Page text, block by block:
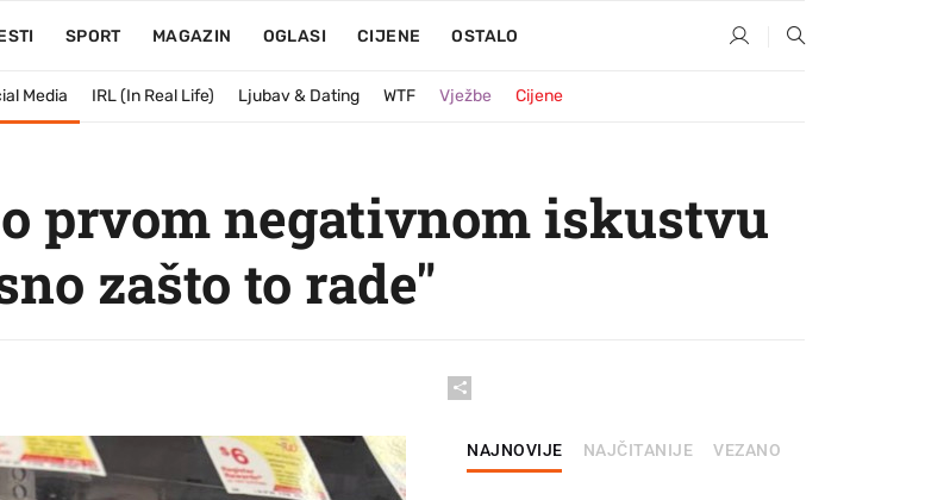
SPORT MAGAZIN OGLASI CIJENE OSTALO
Media IRL (In Real Life) Ljubav & Dating WTF Vježbe Cijene
prvom negativnom iskustvu
zašto to rade"
NAJNOVIJE NAJČITANIJE VEZANO